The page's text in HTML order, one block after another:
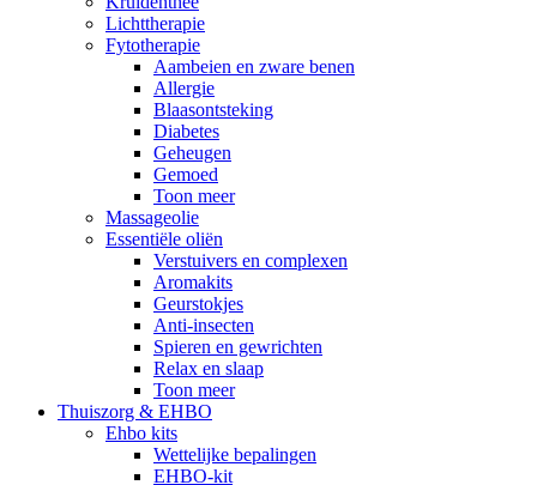
Lichttherapie
Fytotherapie
Aambeien en zware benen
Allergie
Blaasontsteking
Diabetes
Geheugen
Gemoed
Toon meer
Massageolie
Essentiële oliën
Verstuivers en complexen
Aromakits
Geurstokjes
Anti-insecten
Spieren en gewrichten
Relax en slaap
Toon meer
Thuiszorg & EHBO
Ehbo kits
Wettelijke bepalingen
EHBO-kit